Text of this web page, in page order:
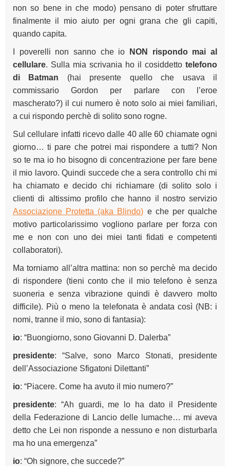
non so bene in che modo) pensano di poter sfruttare
finalmente il mio aiuto per ogni grana che gli capiti,
quando capita.
I poverelli non sanno che io
NON rispondo mai al
cellulare. Sulla mia scrivania ho il cosiddetto telefono
di Batman (hai presente quello che usava il
commissario Gordon per parlare con l’eroe
mascherato?) il cui numero è noto solo ai miei familiari,
a cui rispondo perchè di solito sono rogne.
Sul cellulare infatti ricevo dalle 40 alle 60 chiamate ogni
giorno… ti pare che potrei mai rispondere a tutti? Non
so te ma io ho bisogno di concentrazione per fare bene
il mio lavoro. Quindi succede che a sera controllo chi mi
ha chiamato e decido chi richiamare (di solito solo i
clienti di altissimo profilo che hanno il nostro servizio
Associazione Protetta (aka Blindo) e che per qualche
motivo particolarissimo vogliono parlare per forza con
me e non con uno dei miei tanti fidati e competenti
collaboratori).
Ma torniamo all’altra mattina: non so perchè ma decido
di rispondere (tieni conto che il mio telefono è senza
suoneria e senza vibrazione quindi è davvero molto
difficile). Più o meno la telefonata è andata così (NB: i
nomi, tranne il mio, sono di fantasia):
io: “Buongiorno, sono Giovanni D. Dalerba”
presidente: “Salve, sono Marco Stonati, presidente
dell’Associazione Sfigatoni Dilettanti”
io: “Piacere. Come ha avuto il mio numero?”
presidente: “Ah guardi, me lo ha dato il Presidente
della Federazione di Lancio delle lumache… mi aveva
detto che Lei non risponde a nessuno e non disturbarla
ma ho una emergenza”
io: “Oh signore, che succede?”